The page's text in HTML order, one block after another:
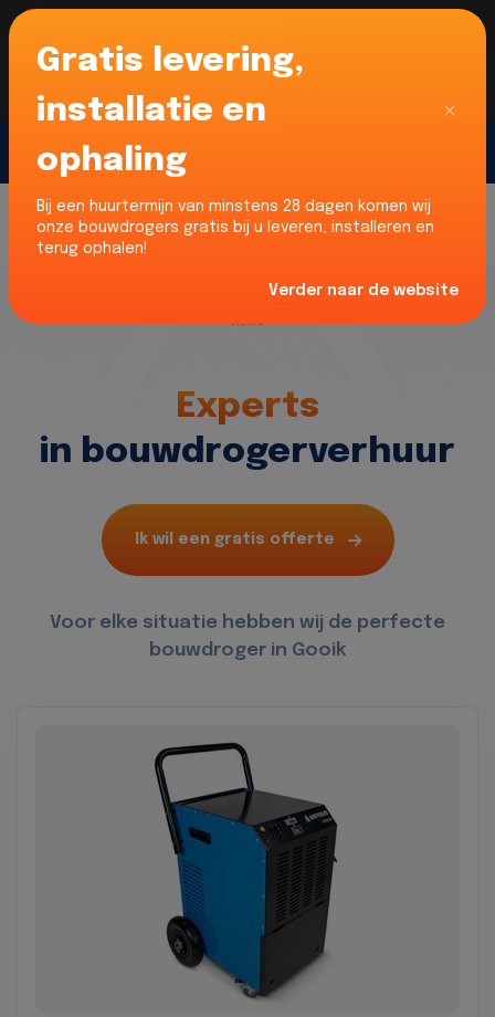
Voor onze Nederlandse klanten... Wij zijn maar
liefst 52% goedkoper dan verhuurders uit NL -
limburg en Noord-Brabant!
Home
Experts
in bouwdrogerverhuur
Ik wil een gratis offerte
Voor elke situatie hebben wij de perfecte
bouwdroger in Gooik
Gratis levering,
installatie en
ophaling
Bij een huurtermijn van minstens 28 dagen komen wij
onze bouwdrogers gratis bij u leveren, installeren en
terug ophalen!
Verder naar de website